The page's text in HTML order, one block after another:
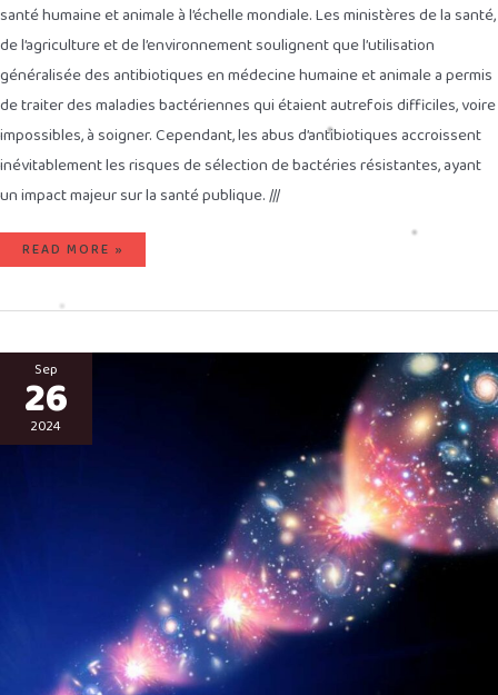
santé humaine et animale à l’échelle mondiale. Les ministères de la santé,
de l’agriculture et de l’environnement soulignent que l’utilisation
généralisée des antibiotiques en médecine humaine et animale a permis
de traiter des maladies bactériennes qui étaient autrefois difficiles, voire
impossibles, à soigner. Cependant, les abus d’antibiotiques accroissent
inévitablement les risques de sélection de bactéries résistantes, ayant
un impact majeur sur la santé publique. ///
READ MORE »
Sep
26
2024
LE
NOUVEAU
ALBERT
EINSTEIN
DU
21ÈME
SIÈCLE